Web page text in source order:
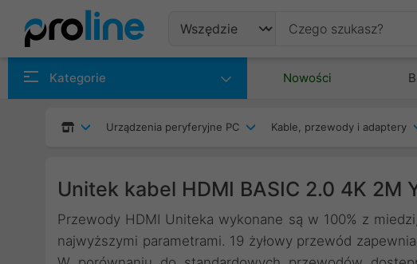
Kategorie Nowości
Urządzenia peryferyjne PC Kable, przewody i adaptery
Unitek kabel HDMI BASIC 2.0 4K 2M
Przewody HDMI Uniteka wykonane są w 100% z
najwyższymi parametrami. 19 żyłowy przewód